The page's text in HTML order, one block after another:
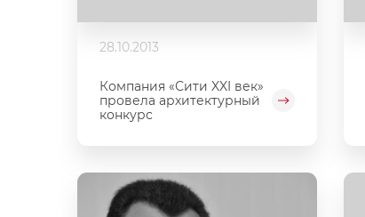
28.10.2013
Компания «Сити XXI век»
провела архитектурный
конкурс